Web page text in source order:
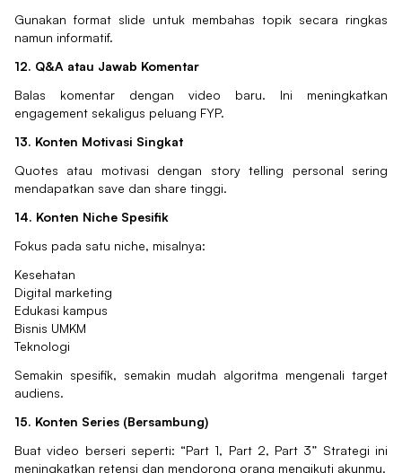
Gunakan format slide untuk membahas topik secara ringkas
namun informatif.
12. Q&A atau Jawab Komentar
Balas komentar dengan video baru. Ini meningkatkan
engagement sekaligus peluang FYP.
13. Konten Motivasi Singkat
Quotes atau motivasi dengan story telling personal sering
mendapatkan save dan share tinggi.
14. Konten Niche Spesifik
Fokus pada satu niche, misalnya:
Kesehatan
Digital marketing
Edukasi kampus
Bisnis UMKM
Teknologi
Semakin spesifik, semakin mudah algoritma mengenali target
audiens.
15. Konten Series (Bersambung)
Buat video berseri seperti: “Part 1, Part 2, Part 3” Strategi ini
meningkatkan retensi dan mendorong orang mengikuti akunmu.